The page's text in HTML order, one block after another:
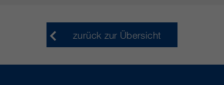
zurück zur Übersicht